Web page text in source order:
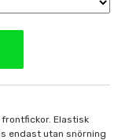
Elastisk
endast utan snörning